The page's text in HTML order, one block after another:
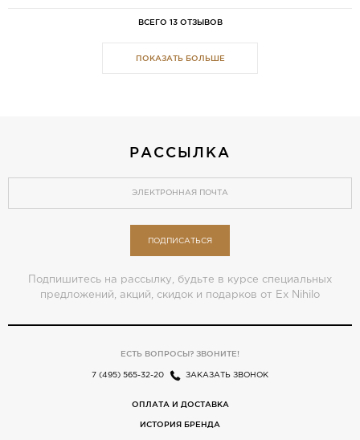
ВСЕГО 13 ОТЗЫВОВ
ПОКАЗАТЬ БОЛЬШЕ
РАССЫЛКА
ПОДПИСАТЬСЯ
Подпишитесь на рассылку, будьте в курсе специальных
предложений, акций, скидок и подарков от Ex Nihilo
ЕСТЬ ВОПРОСЫ? ЗВОНИТЕ!
7 (495) 565-32-20 ЗАКАЗАТЬ ЗВОНОК
ОПЛАТА И ДОСТАВКА
ИСТОРИЯ БРЕНДА